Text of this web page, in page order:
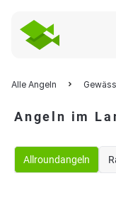
Alle Angeln
Angeln im
Allroundangeln